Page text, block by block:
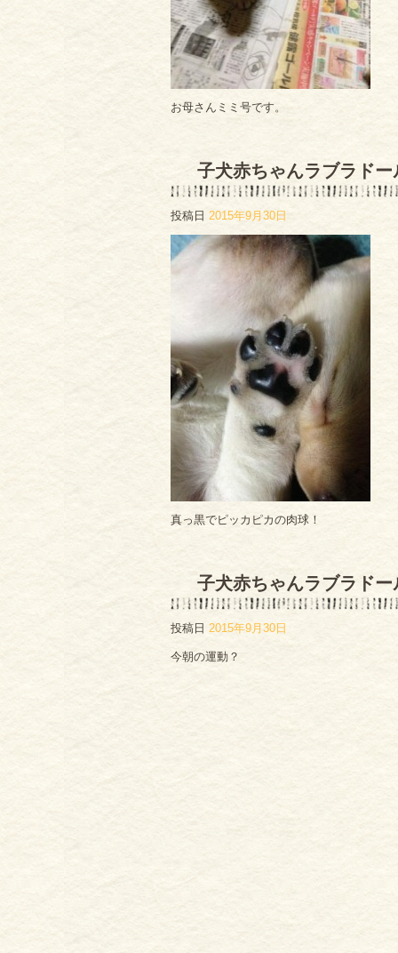
お母さんミミ号です。
子犬赤ちゃんラブラドー
投稿日 2015年9月30日
真っ黒でピッカピカの肉球！
子犬赤ちゃんラブラドー
投稿日 2015年9月30日
今朝の運動？